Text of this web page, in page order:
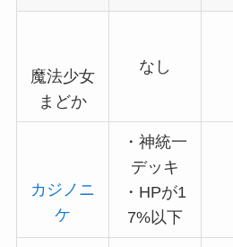
魔法少女
まどか
なし
カジノニ
ケ
・神統一
デッキ
・HPが1
7%以下